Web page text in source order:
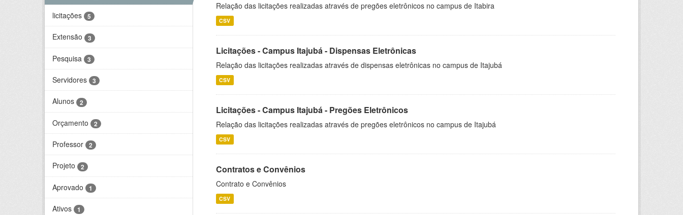
licitações 5
Extensão 3
Pesquisa 3
Servidores 3
Alunos 2
Orçamento 2
Professor 2
Projeto 2
Aprovado 1
Ativos 1
Relação das licitações realizadas através de pregões eletrônicos no campus de Itabira
CSV
Licitações - Campus Itajubá - Dispensas Eletrônicas
Relação das licitações realizadas através de dispensas eletrônicas no campus de Itajubá
CSV
Licitações - Campus Itajubá - Pregões Eletrônicos
Relação das licitações realizadas através de pregões eletrônicos no campus de Itajubá
CSV
Contratos e Convênios
Contrato e Convênios
CSV